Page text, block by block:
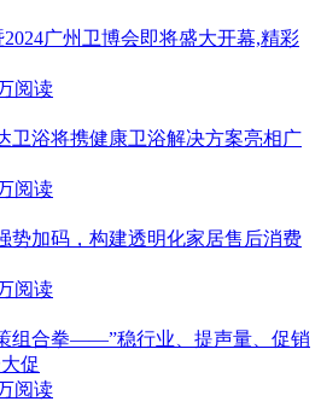
广州卫博会即将盛大开幕,精彩
阅读
卫浴将携健康卫浴解决方案亮相广
阅读
势加码，构建透明化家居售后消费
阅读
组合拳——”稳行业、提声量、促销
促
阅读